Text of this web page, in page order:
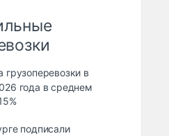
грузоперевозки в
года в среднем
подписали